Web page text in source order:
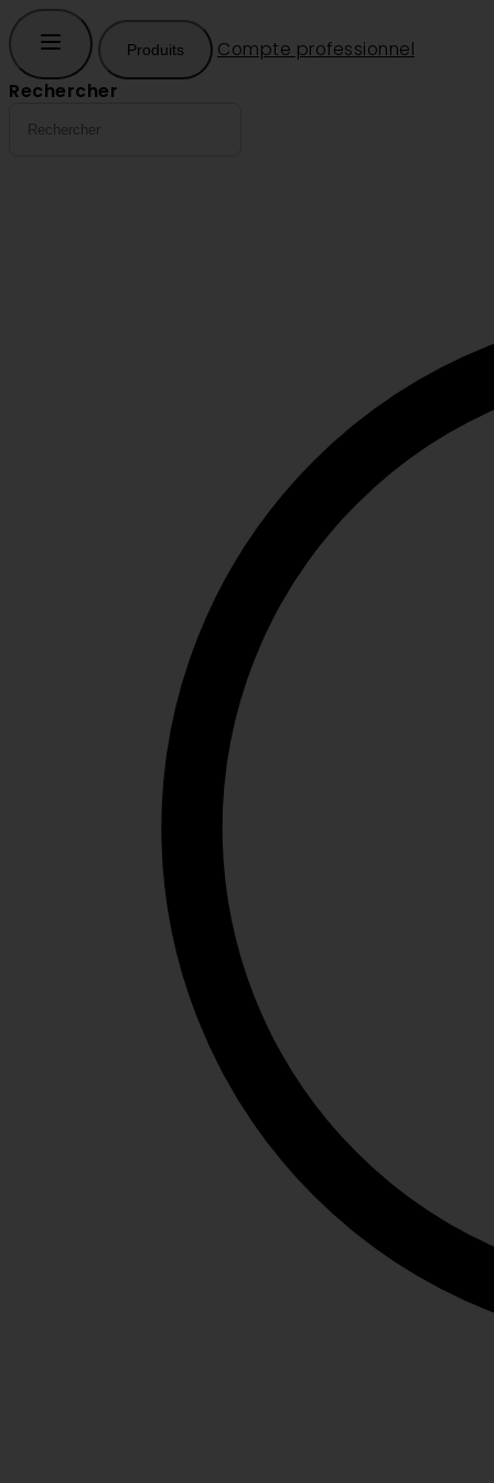
Produits
Compte professionnel
Rechercher